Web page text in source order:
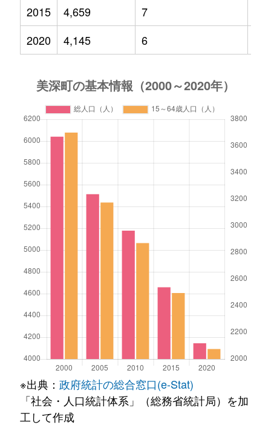
2015
4,659 7
2020
4,145 6
※出典： 政府統計の総合窓口(e-Stat)
「社会・人口統計体系」（総務省統計局）を加
工して作成